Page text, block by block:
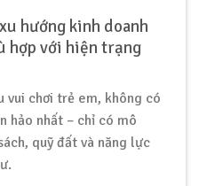
hướng kinh doanh
hợp với hiện trạng
vui chơi trẻ em, không có
hảo nhất – chỉ có mô
quỹ đất và năng lực